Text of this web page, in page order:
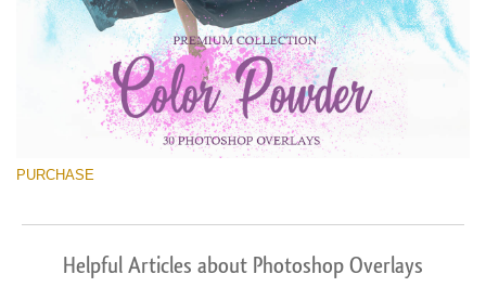
PURCHASE
Helpful Articles about Photoshop Overlays